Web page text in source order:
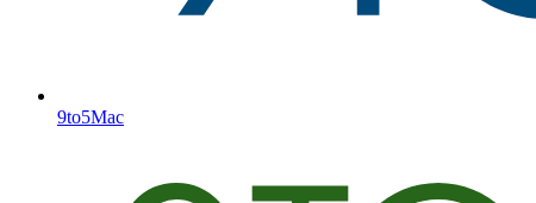
9to5Mac